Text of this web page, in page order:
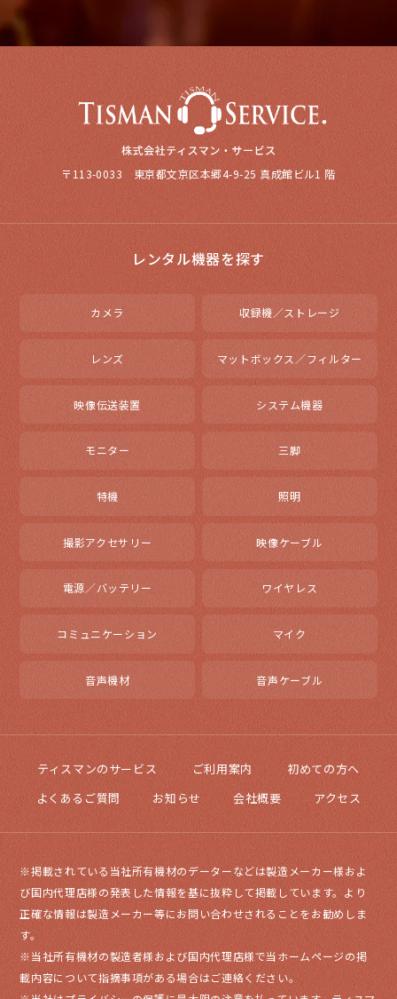
〒113-0033 東京都文京区本郷4-9-25 真成館ビル1 階
レンタル機器を探す
カメラ 収録機／ストレージ
レンズ マットボックス／フィルター
映像伝送装置 システム機器
モニター 三脚
特機 照明
撮影アクセサリー 映像ケーブル
電源／バッテリー ワイヤレス
コミュニケーション マイク
音声機材 音声ケーブル
ティスマンのサービス ご利用案内
初めての方へ
よくあるご質問
お知らせ 会社概要 アクセス
※掲載されている当社所有機材のデーターなどは製造メーカー様およ
び国内代理店様の発表した情報を基に抜粋して掲載しています。より
正確な情報は製造メーカー等にお問い合わせされることをお勧めしま
す。
※当社所有機材の製造者様および国内代理店様で当ホームページの掲
載内容について指摘事項がある場合はご連絡ください。